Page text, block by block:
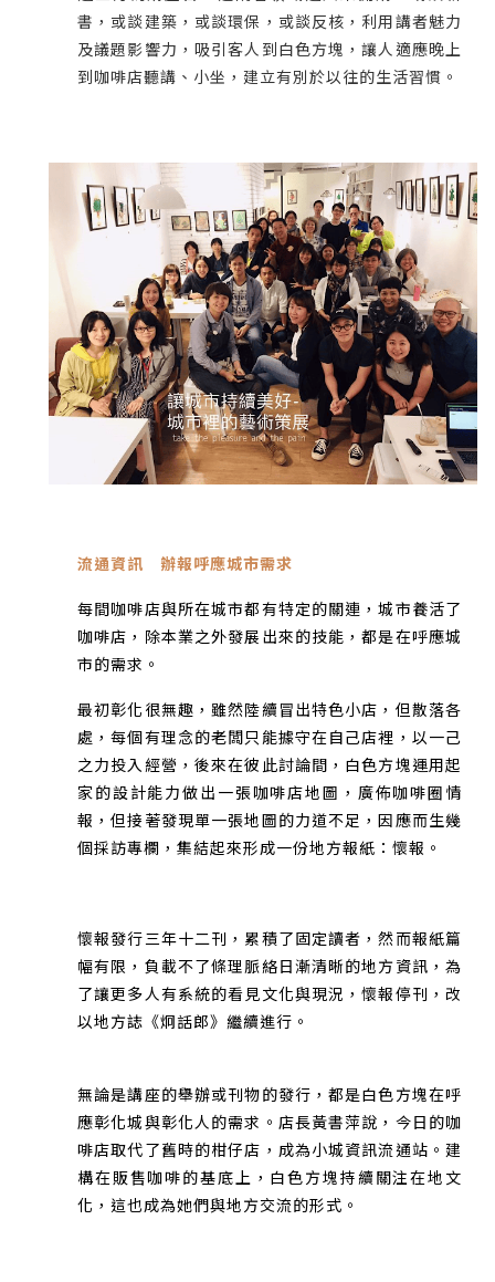
書，或談建築，或談環保，或談反核，利用講者魅力
及議題影響力，吸引客人到白色方塊，讓人適應晚上
到咖啡店聽講、小坐，建立有別於以往的生活習慣。
流通資訊 辦報呼應城市需求
每間咖啡店與所在城市都有特定的關連，城市養活了
咖啡店，除本業之外發展出來的技能，都是在呼應城
市的需求。
最初彰化很無趣，雖然陸續冒出特色小店，但散落各
處，每個有理念的老闆只能據守在自己店裡，以一己
之力投入經營，後來在彼此討論間，白色方塊運用起
家的設計能力做出一張咖啡店地圖，廣佈咖啡圈情
報，但接著發現單一張地圖的力道不足，因應而生幾
個採訪專欄，集結起來形成一份地方報紙：懷報。
懷報發行三年十二刊，累積了固定讀者，然而報紙篇
幅有限，負載不了條理脈絡日漸清晰的地方資訊，為
了讓更多人有系統的看見文化與現況，懷報停刊，改
以地方誌《炯話郎》繼續進行。
無論是講座的舉辦或刊物的發行，都是白色方塊在呼
應彰化城與彰化人的需求。店長黃書萍說，今日的咖
啡店取代了舊時的柑仔店，成為小城資訊流通站。建
構在販售咖啡的基底上，白色方塊持續關注在地文
化，這也成為她們與地方交流的形式。